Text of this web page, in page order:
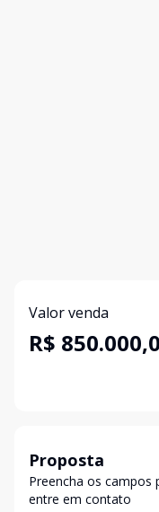
Valor venda
R$
Proposta
Preencha os campos
entre em contato